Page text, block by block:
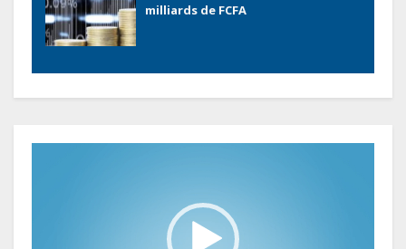
milliards de FCFA
Gabon : L’activité économique a
avec un eurobond de 920 millions
de dollars